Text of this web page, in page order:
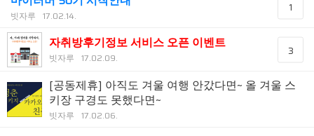
빗자루 17.02.14.
1
자취방후기정보 서비스 오픈 이벤트
빗자루 17.02.09.
3
[공동제휴] 아직도 겨울 여행 안갔다면~ 올 겨울 스
키장 구경도 못했다면~
빗자루 17.02.06.